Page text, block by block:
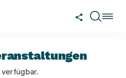
verfügbar.